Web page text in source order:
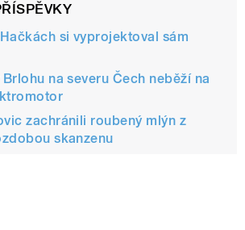
si vyprojektoval sám
na severu Čech neběží na
zachránili roubený mlýn z
skanzenu